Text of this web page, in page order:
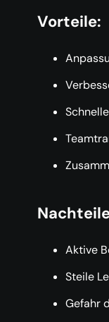
Vorteile:
Aktive
Steile
Gefahr